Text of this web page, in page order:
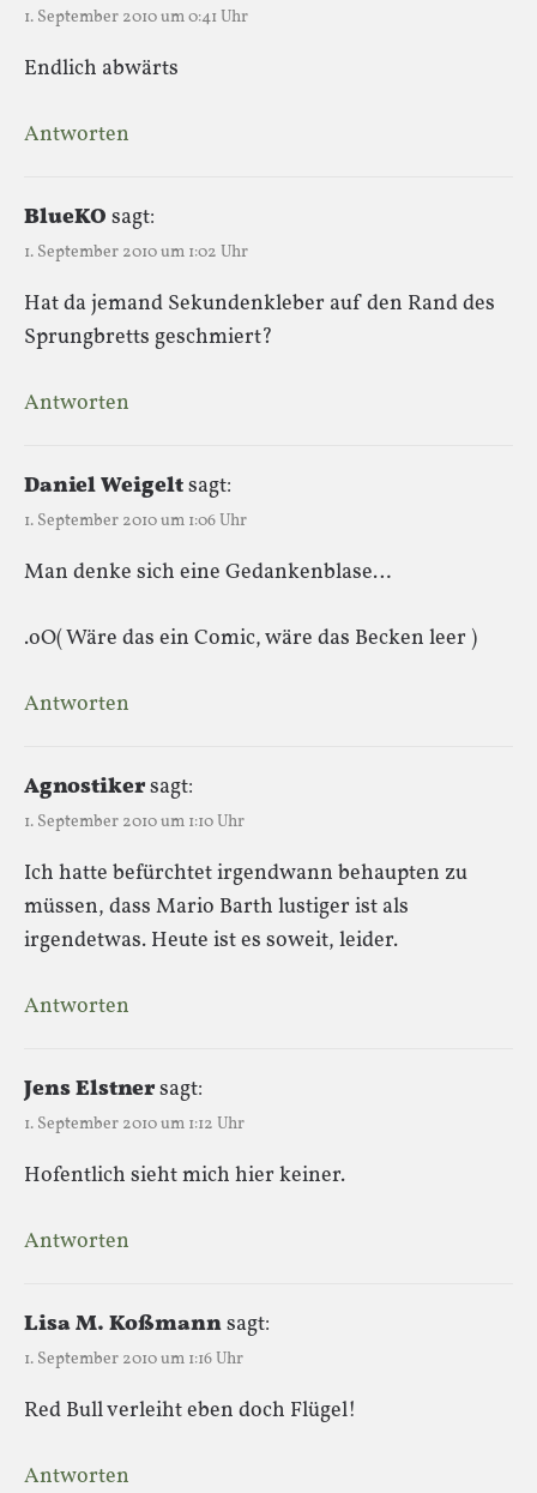
1. September 2010 um 0:41 Uhr
Endlich abwärts
Antworten
BlueKO sagt:
1. September 2010 um 1:02 Uhr
Hat da jemand Sekundenkleber auf den Rand des
Sprungbretts geschmiert?
Antworten
Daniel Weigeltsagt:
1. September 2010 um 1:06 Uhr
Man denke sich eine Gedankenblase…
.oO( Wäre das ein Comic, wäre das Becken leer )
Antworten
Agnostikersagt:
1. September 2010 um 1:10 Uhr
Ich hatte befürchtet irgendwann behaupten zu
müssen, dass Mario Barth lustiger ist als
irgendetwas. Heute ist es soweit, leider.
Antworten
Jens Elstnersagt:
1. September 2010 um 1:12 Uhr
Hofentlich sieht mich hier keiner.
Antworten
Lisa M. Koßmannsagt:
1. September 2010 um 1:16 Uhr
Red Bull verleiht eben doch Flügel!
Antworten